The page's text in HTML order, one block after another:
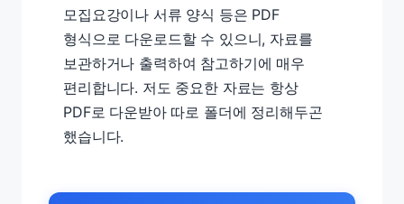
모집요강이나 서류 양식 등은 PDF
형식으로 다운로드할 수 있으니, 자료를
보관하거나 출력하여 참고하기에 매우
편리합니다. 저도 중요한 자료는 항상
PDF로 다운받아 따로 폴더에 정리해두곤
했습니다.